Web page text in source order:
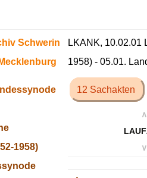
Schwerin
1958)
LKANK, 10.02.01
1958) - 05.01.
12 Sachakten
∧
∨